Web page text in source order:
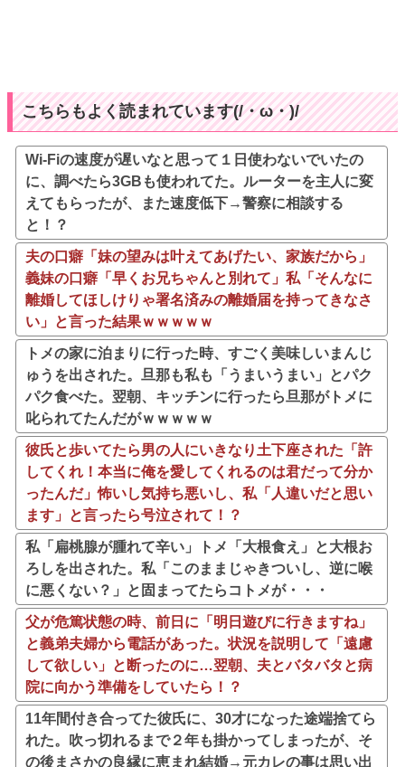
こちらもよく読まれています(/・ω・)/
Wi-Fiの速度が遅いなと思って１日使わないでいたの
に、調べたら3GBも使われてた。ルーターを主人に変
えてもらったが、また速度低下→警察に相談する
と！？
夫の口癖「妹の望みは叶えてあげたい、家族だから」
義妹の口癖「早くお兄ちゃんと別れて」私「そんなに
離婚してほしけりゃ署名済みの離婚届を持ってきなさ
い」と言った結果ｗｗｗｗｗ
トメの家に泊まりに行った時、すごく美味しいまんじ
ゅうを出された。旦那も私も「うまいうまい」とパク
パク食べた。翌朝、キッチンに行ったら旦那がトメに
叱られてたんだがｗｗｗｗｗ
彼氏と歩いてたら男の人にいきなり土下座された「許
してくれ！本当に俺を愛してくれるのは君だって分か
ったんだ」怖いし気持ち悪いし、私「人違いだと思い
ます」と言ったら号泣されて！？
私「扁桃腺が腫れて辛い」トメ「大根食え」と大根お
ろしを出された。私「このままじゃきついし、逆に喉
に悪くない？」と固まってたらコトメが・・・
父が危篤状態の時、前日に「明日遊びに行きますね」
と義弟夫婦から電話があった。状況を説明して「遠慮
して欲しい」と断ったのに…翌朝、夫とバタバタと病
院に向かう準備をしていたら！？
11年間付き合ってた彼氏に、30才になった途端捨てら
れた。吹っ切れるまで２年も掛かってしまったが、そ
の後まさかの良縁に恵まれ結婚→元カレの事は思い出